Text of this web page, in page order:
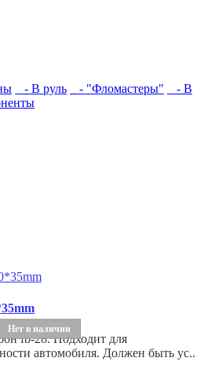
- В руль - "Фломастеры"
- В
Нет в наличии
fb-28. Подходит для
автомобиля. Должен быть ус..